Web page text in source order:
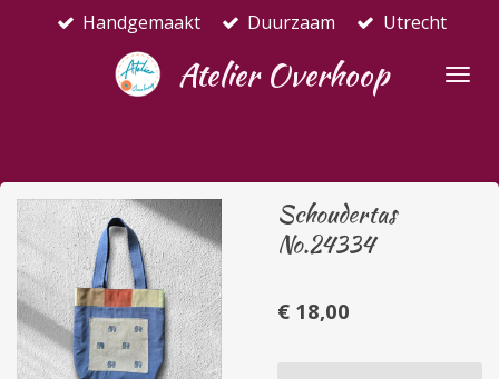
Atelier Overhoop
Handgemaakt Duurzaam Utrecht
Schoudertas
No.24334
€ 18,00